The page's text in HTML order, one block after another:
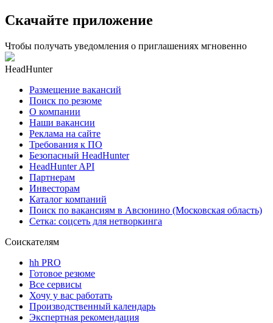
Скачайте приложение
Чтобы получать уведомления о приглашениях мгновенно
HeadHunter
Размещение вакансий
Поиск по резюме
О компании
Наши вакансии
Реклама на сайте
Требования к ПО
Безопасный HeadHunter
HeadHunter API
Партнерам
Инвесторам
Каталог компаний
Поиск по вакансиям в Авсюнино (Московская область)
Сетка: соцсеть для нетворкинга
Соискателям
hh PRO
Готовое резюме
Все сервисы
Хочу у вас работать
Производственный календарь
Экспертная рекомендация